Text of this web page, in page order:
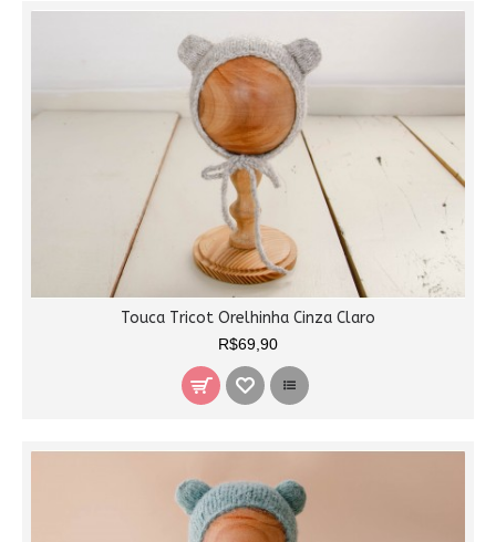
Touca Tricot Orelhinha Cinza Claro
R$69,90